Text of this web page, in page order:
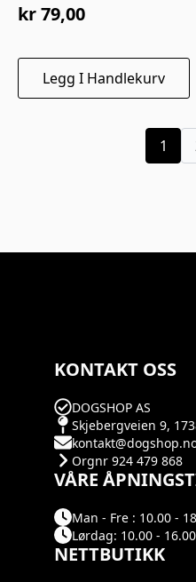
kr79,00
Legg I Handlekurv
1
KONTAKT OSS
DOGSHOP AS
Skjebergveien 9,
Orgnr 924 479 868
VÅRE
Man - Fre : 10.00 -
Lørdag: 10.00 - 16.00
NETTBUTIKK